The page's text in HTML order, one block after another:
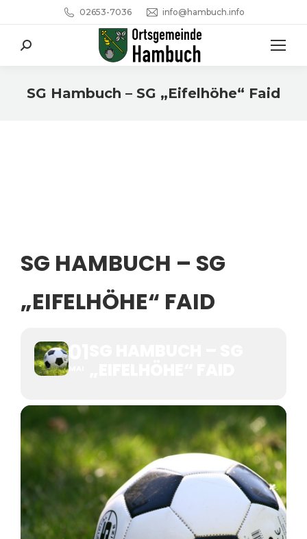
02653-7036 info@hambuch.info
Search:
SG Hambuch – SG „Eifelhöhe“ Faid
SG HAMBUCH – SG
„EIFELHÖHE“ FAID